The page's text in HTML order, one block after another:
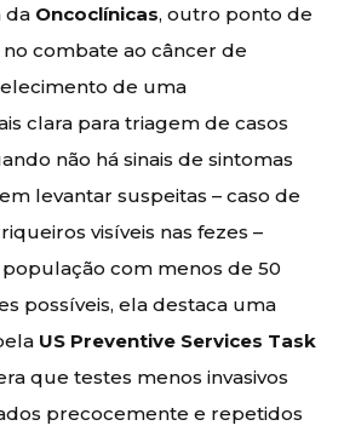
da Oncoclínicas, outro ponto de
combate ao câncer de
de uma
clara para triagem de casos
não há sinais de sintomas
levantar suspeitas – caso de
visíveis nas fezes –
com menos de 50
possíveis, ela destaca uma
US Preventive Services Task
que testes menos invasivos
precocemente e repetidos